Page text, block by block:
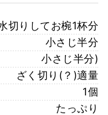
切りしてお椀1杯分
小さじ半分
小さじ半分)
ざく切り(？)適量
1個
たっぷり